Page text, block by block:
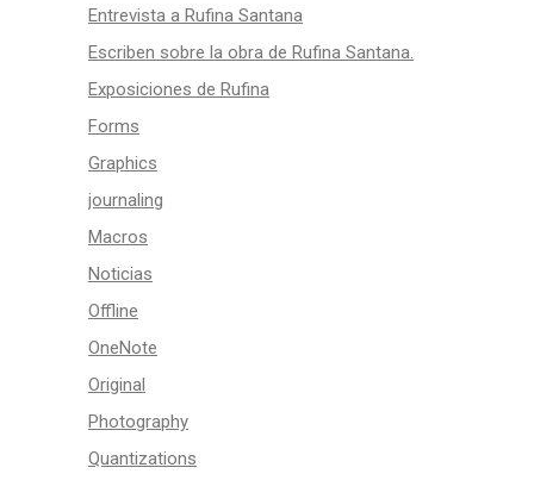
Entrevista a Rufina Santana
Escriben sobre la obra de Rufina Santana.
Exposiciones de Rufina
Forms
Graphics
journaling
Macros
Noticias
Offline
OneNote
Original
Photography
Quantizations